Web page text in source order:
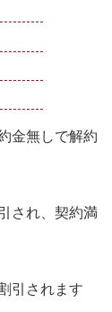
金無しで解約
され、契約満
引されます